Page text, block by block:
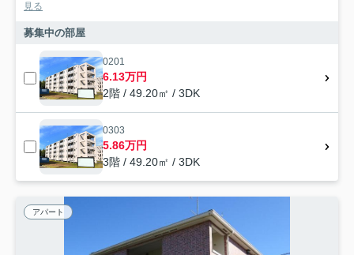
見る
募集中の部屋
0201
6.13万円
2階 / 49.20㎡ / 3DK
0303
5.86万円
3階 / 49.20㎡ / 3DK
アパート